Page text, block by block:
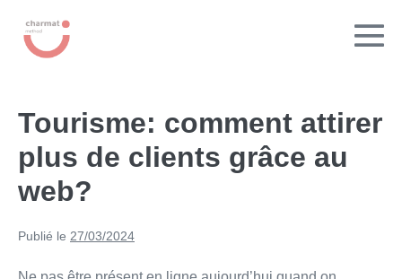
principal
Tourisme: comment attirer
plus de clients grâce au
web?
Publié le 27/03/2024